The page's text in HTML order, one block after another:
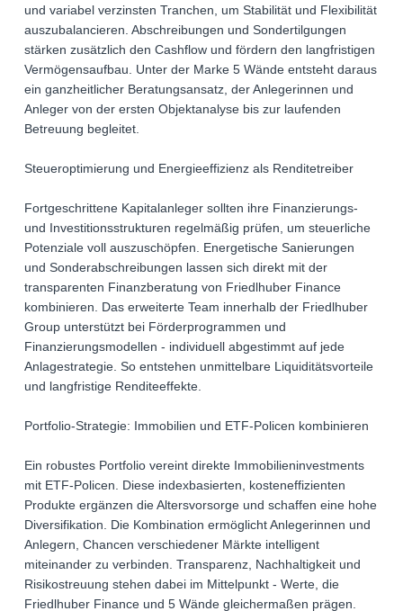
und variabel verzinsten Tranchen, um Stabilität und Flexibilität
auszubalancieren. Abschreibungen und Sondertilgungen
stärken zusätzlich den Cashflow und fördern den langfristigen
Vermögensaufbau. Unter der Marke 5 Wände entsteht daraus
ein ganzheitlicher Beratungsansatz, der Anlegerinnen und
Anleger von der ersten Objektanalyse bis zur laufenden
Betreuung begleitet.
Steueroptimierung und Energieeffizienz als Renditetreiber
Fortgeschrittene Kapitalanleger sollten ihre Finanzierungs-
und Investitionsstrukturen regelmäßig prüfen, um steuerliche
Potenziale voll auszuschöpfen. Energetische Sanierungen
und Sonderabschreibungen lassen sich direkt mit der
transparenten Finanzberatung von Friedlhuber Finance
kombinieren. Das erweiterte Team innerhalb der Friedlhuber
Group unterstützt bei Förderprogrammen und
Finanzierungsmodellen - individuell abgestimmt auf jede
Anlagestrategie. So entstehen unmittelbare Liquiditätsvorteile
und langfristige Renditeeffekte.
Portfolio-Strategie: Immobilien und ETF-Policen kombinieren
Ein robustes Portfolio vereint direkte Immobilieninvestments
mit ETF-Policen. Diese indexbasierten, kosteneffizienten
Produkte ergänzen die Altersvorsorge und schaffen eine hohe
Diversifikation. Die Kombination ermöglicht Anlegerinnen und
Anlegern, Chancen verschiedener Märkte intelligent
miteinander zu verbinden. Transparenz, Nachhaltigkeit und
Risikostreuung stehen dabei im Mittelpunkt - Werte, die
Friedlhuber Finance und 5 Wände gleichermaßen prägen.